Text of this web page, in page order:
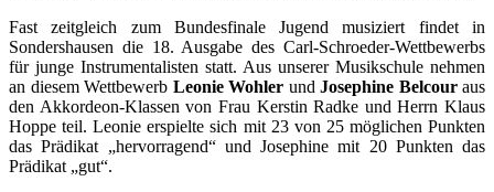
Fast zeitgleich zum Bundesfinale Jugend musiziert findet in
Sondershausen die 18. Ausgabe des Carl-Schroeder-Wettbewerbs
für junge Instrumentalisten statt. Aus unserer Musikschule nehmen
an diesem Wettbewerb Leonie Wohler und Josephine Belcouraus
den Akkordeon-Klassen von Frau Kerstin Radke und Herrn Klaus
Hoppe teil. Leonie erspielte sich mit 23 von 25 möglichen Punkten
das Prädikat „hervorragend“ und Josephine mit 20 Punkten das
Prädikat „gut“.